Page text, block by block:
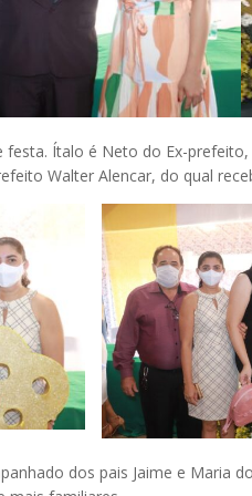
Ítalo é Neto do Ex-
Walter Alencar, do qual
dos pais Jaime e Maria